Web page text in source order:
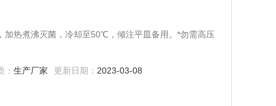
加热煮沸灭菌，冷却至50℃，倾注平皿备用。*勿需高压
：生产厂家 更新日期： 2023-03-08